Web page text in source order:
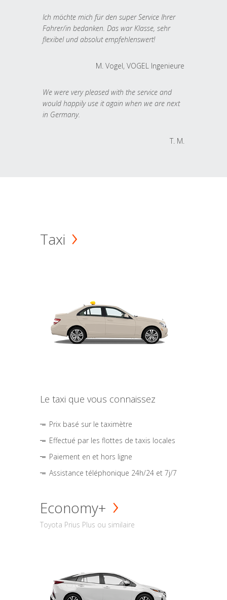
Ich möchte mich für den super Service Ihrer
Fahrer/in bedanken. Das war Klasse, sehr
flexibel und absolut empfehlenswert!
M. Vogel, VOGEL Ingenieure
We were very pleased with the service and
would happily use it again when we are next
in Germany.
T. M.
Taxi
Le taxi que vous connaissez
Prix basé sur le taximètre
Effectué par les flottes de taxis locales
Paiement en et hors ligne
Assistance téléphonique 24h/24 et 7j/7
Economy+
Toyota Prius Plus ou similaire